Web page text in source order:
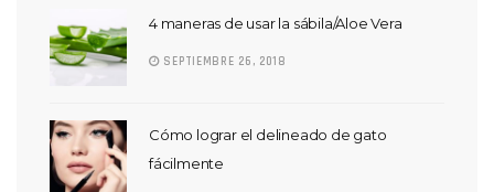
4 maneras de usar la sábila/Aloe Vera
SEPTIEMBRE 26, 2018
Cómo lograr el delineado de gato
fácilmente